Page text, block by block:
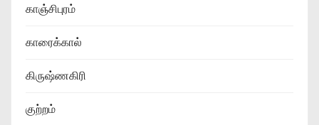
காஞ்சிபுரம்
காரைக்கால்
கிருஷ்ணகிரி
குற்றம்